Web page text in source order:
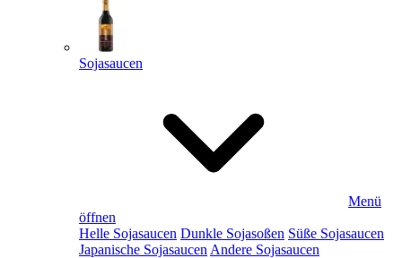
Sojasaucen
Menü
öffnen
Helle Sojasaucen Dunkle Sojasoßen Süße Sojasaucen
Japanische Sojasaucen Andere Sojasaucen